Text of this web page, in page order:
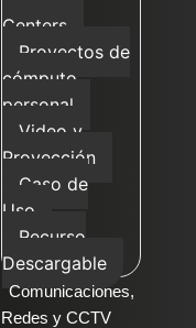
Centers
Proyectos de
cómputo
personal
Video y
Proyección
Caso de
Uso
Recurso
Descargable
Comunicaciones,
Redes y CCTV